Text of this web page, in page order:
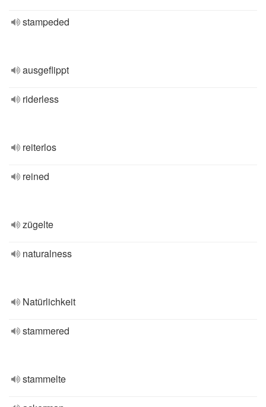
stampeded
ausgeflippt
riderless
reiterlos
reined
zügelte
naturalness
Natürlichkeit
stammered
stammelte